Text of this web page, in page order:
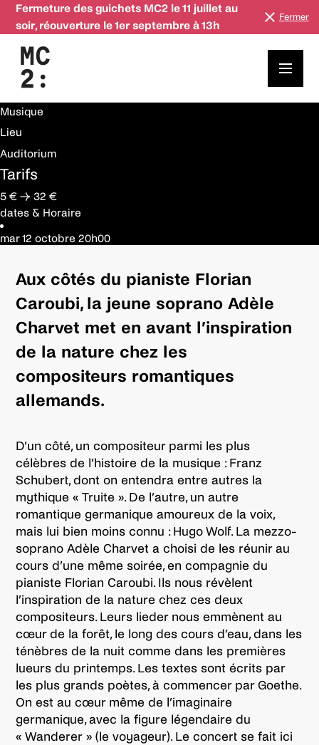
Fermeture des guichets MC2 le 11 juillet au
soir, réouverture le 1er septembre à 13h
Fermer
Récital Adèle Charvet et Florian Caroubi
infos pratiques
Genre
Musique
Lieu
Auditorium
Tarifs
5 € → 32 €
dates & Horaire
mar 12 octobre 20h00
Aux côtés du pianiste Florian
Caroubi, la jeune soprano Adèle
Charvet met en avant l’inspiration
de la nature chez les
compositeurs romantiques
allemands.
D’un côté, un compositeur parmi les plus
célèbres de l’histoire de la musique : Franz
Schubert, dont on entendra entre autres la
mythique « Truite ». De l’autre, un autre
romantique germanique amoureux de la voix,
mais lui bien moins connu : Hugo Wolf. La mezzo-
soprano Adèle Charvet a choisi de les réunir au
cours d’une même soirée, en compagnie du
pianiste Florian Caroubi. Ils nous révèlent
l’inspiration de la nature chez ces deux
compositeurs. Leurs lieder nous emmènent au
cœur de la forêt, le long des cours d’eau, dans les
ténèbres de la nuit comme dans les premières
lueurs du printemps. Les textes sont écrits par
les plus grands poètes, à commencer par Goethe.
On est au cœur même de l’imaginaire
germanique, avec la figure légendaire du
« Wanderer » (le voyageur). Le concert se fait ici